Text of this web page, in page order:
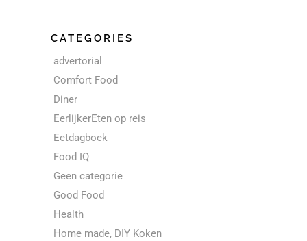
CATEGORIES
advertorial
Comfort Food
Diner
EerlijkerEten op reis
Eetdagboek
Food IQ
Geen categorie
Good Food
Health
Home made, DIY Koken